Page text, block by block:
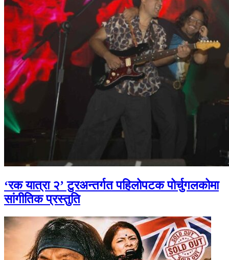
‘रक यात्रा २’ टुरअन्तर्गत पहिलोपटक पोर्चुगलकोमा
सांगीतिक प्रस्तुति